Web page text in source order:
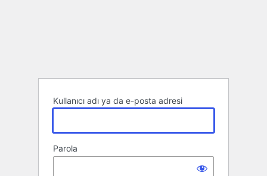
Kullanıcı adı ya da e-posta adresi
Parola